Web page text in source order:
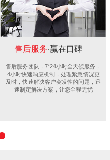
售后服务·赢在口碑
售后服务团队，7*24小时全天候服务，
4小时快速响应机制，处理紧急情况更
及时，快速解决客户突发性的问题，迅
速制定解决方案，让您全程无忧